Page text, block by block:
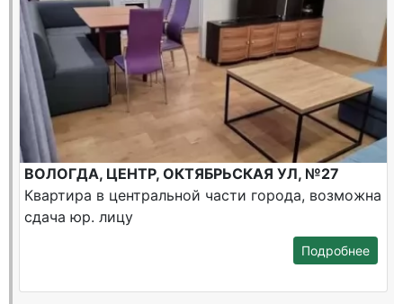
ВОЛОГДА, ЦЕНТР, ОКТЯБРЬСКАЯ УЛ, №27
Квартира в центральной части города, возможна
сдача юр. лицу
Подробнее